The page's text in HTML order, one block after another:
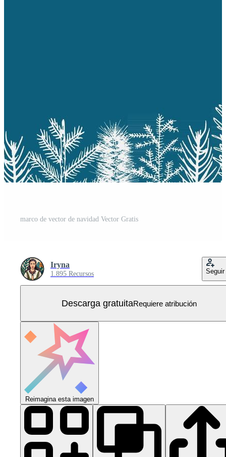
marco de vector de navidad Vector Gratis
Iryna
1.895 Recursos Seguir
Descarga gratuitaRequiere atribución
Reimagina esta imagen